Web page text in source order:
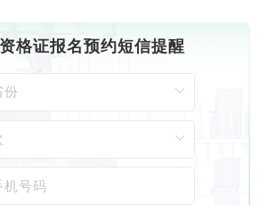
格证报名预约短信提醒